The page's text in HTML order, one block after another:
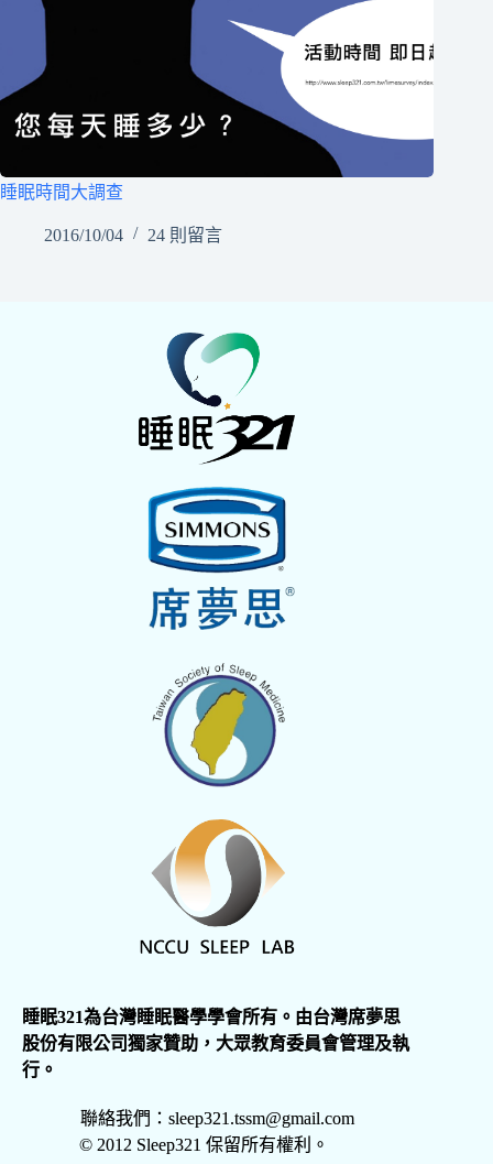
睡眠時間大調查
2016/10/04 24 則留言
睡眠321為台灣睡眠醫學學會所有。由台灣席夢思
股份有限公司獨家贊助，大眾教育委員會管理及執
行。
聯絡我們：sleep321.tssm@gmail.com
© 2012 Sleep321 保留所有權利。